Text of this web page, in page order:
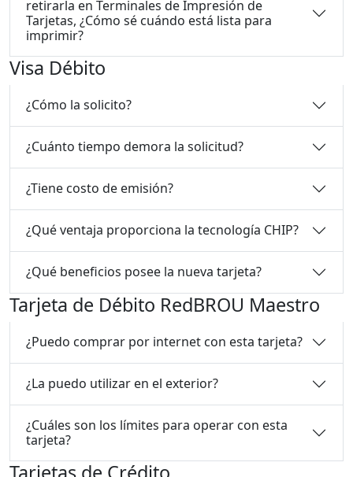
retirarla en Terminales de Impresión de
Tarjetas, ¿Cómo sé cuándo está lista para
imprimir?
Visa Débito
¿Cómo la solicito?
¿Cuánto tiempo demora la solicitud?
¿Tiene costo de emisión?
¿Qué ventaja proporciona la tecnología CHIP?
¿Qué beneficios posee la nueva tarjeta?
Tarjeta de Débito RedBROU Maestro
¿Puedo comprar por internet con esta tarjeta?
¿La puedo utilizar en el exterior?
¿Cuáles son los límites para operar con esta
tarjeta?